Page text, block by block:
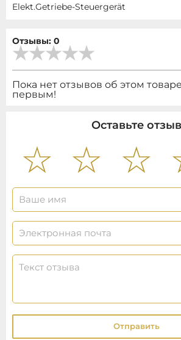
Elekt.Getriebe-Steuergerät
Отзывы: 0
Пока нет отзывов об этом
первым!
Оставьте отзыв
Отправить